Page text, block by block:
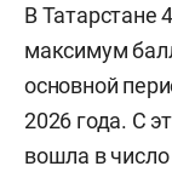
В Татарстане
максимум
основной
2026 года. С
вошла в